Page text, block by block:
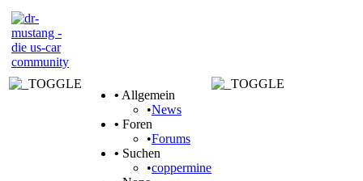
• Allgemein
•News
• Foren
•Forums
• Suchen
•coppermine